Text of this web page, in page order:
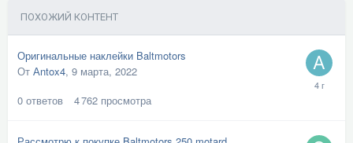
ПОХОЖИЙ КОНТЕНТ
Оригинальные наклейки Baltmotors
От Аntox4, 9 марта, 2022
0 ответов 4 762 просмотра